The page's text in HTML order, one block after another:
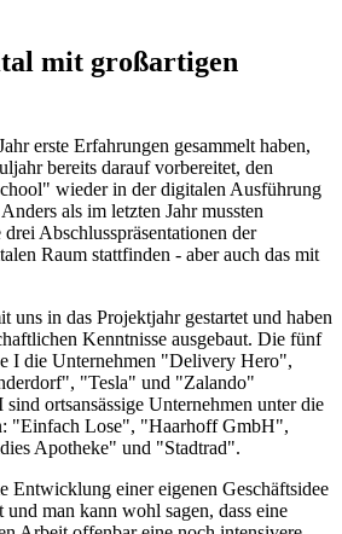
mit großartigen
erste Erfahrungen gesammelt haben,
bereits darauf vorbereitet, den
wieder in der digitalen Ausführung
als im letzten Jahr mussten
Abschlusspräsentationen der
Raum stattfinden - aber auch das mit
uns in das Projektjahr gestartet und haben
Kenntnisse ausgebaut. Die fünf
I die Unternehmen "Delivery Hero",
"Tesla" und "Zalando"
ortsansässige Unternehmen unter die
"Einfach Lose", "Haarhoff GmbH",
Apotheke" und "Stadtrad".
Entwicklung einer eigenen Geschäftsidee
man kann wohl sagen, dass eine